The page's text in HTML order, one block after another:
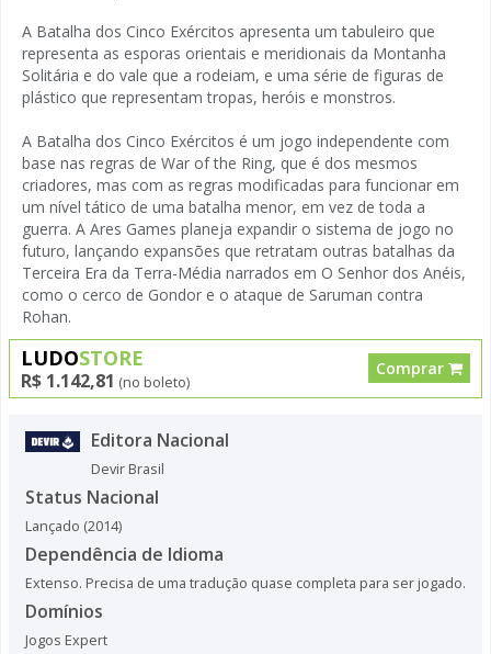
A Batalha dos Cinco Exércitos apresenta um tabuleiro que
representa as esporas orientais e meridionais da Montanha
Solitária e do vale que a rodeiam, e uma série de figuras de
plástico que representam tropas, heróis e monstros.
A Batalha dos Cinco Exércitos é um jogo independente com
base nas regras de War of the Ring, que é dos mesmos
criadores, mas com as regras modificadas para funcionar em
um nível tático de uma batalha menor, em vez de toda a
guerra. A Ares Games planeja expandir o sistema de jogo no
futuro, lançando expansões que retratam outras batalhas da
Terceira Era da Terra-Média narrados em O Senhor dos Anéis,
como o cerco de Gondor e o ataque de Saruman contra
Rohan.
LUDOSTORE
R$ 1.142,81 (no boleto)
Comprar
Editora Nacional
Devir Brasil
Status Nacional
Lançado (2014)
Dependência de Idioma
Extenso. Precisa de uma tradução quase completa para ser jogado.
Domínios
Jogos Expert